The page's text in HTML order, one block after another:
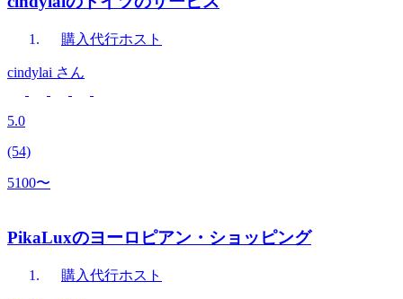
購入代行ホスト
cindylai さん
5.0
(54)
5100〜
PikaLuxのヨーロピアン・ショッピング
購入代行ホスト